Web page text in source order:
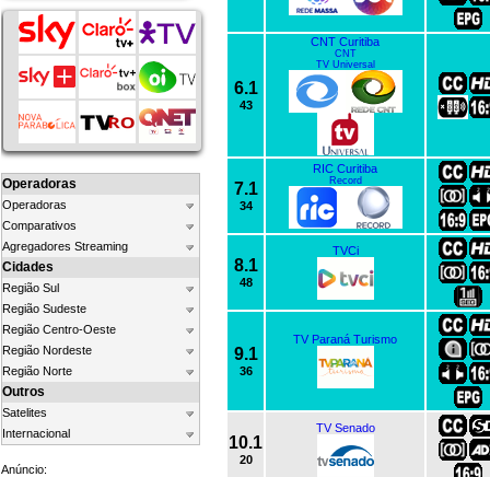
Operadoras
Operadoras
Comparativos
Agregadores Streaming
Cidades
Região Sul
Região Sudeste
Região Centro-Oeste
Região Nordeste
Região Norte
Outros
Satelites
Internacional
Anúncio:
6.1
43
CNT Curitiba
CNT
TV Universal
7.1
34
RIC Curitiba
Record
8.1
48
TVCi
9.1
36
TV Paraná Turismo
10.1
20
TV Senado